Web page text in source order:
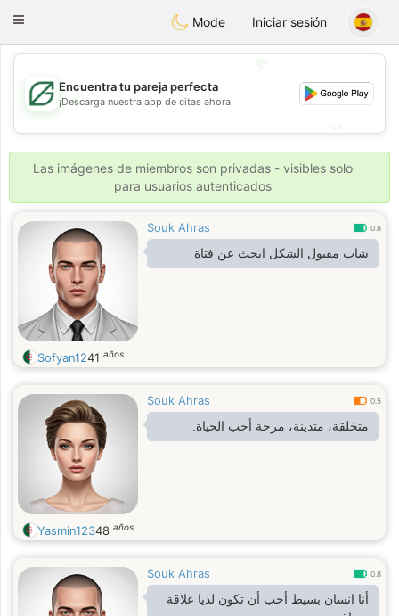
GulfDating
Toggle
Mode Iniciar sesión
💖
💕
Encuentra tu pareja perfecta
¡Descarga nuestra app de citas ahora!
Las imágenes de miembros son privadas - visibles solo
para usuarios autenticados
Souk Ahras 0.8
شاب مقبول الشكل ابحث عن فتاة
Sofyan1241 años
Souk Ahras 0.5
متخلقة، متدينة، مرحة أحب الحياة.
Yasmin12348 años
Souk Ahras 0.8
أنا انسان بسيط أحب أن تكون لديا علاقة